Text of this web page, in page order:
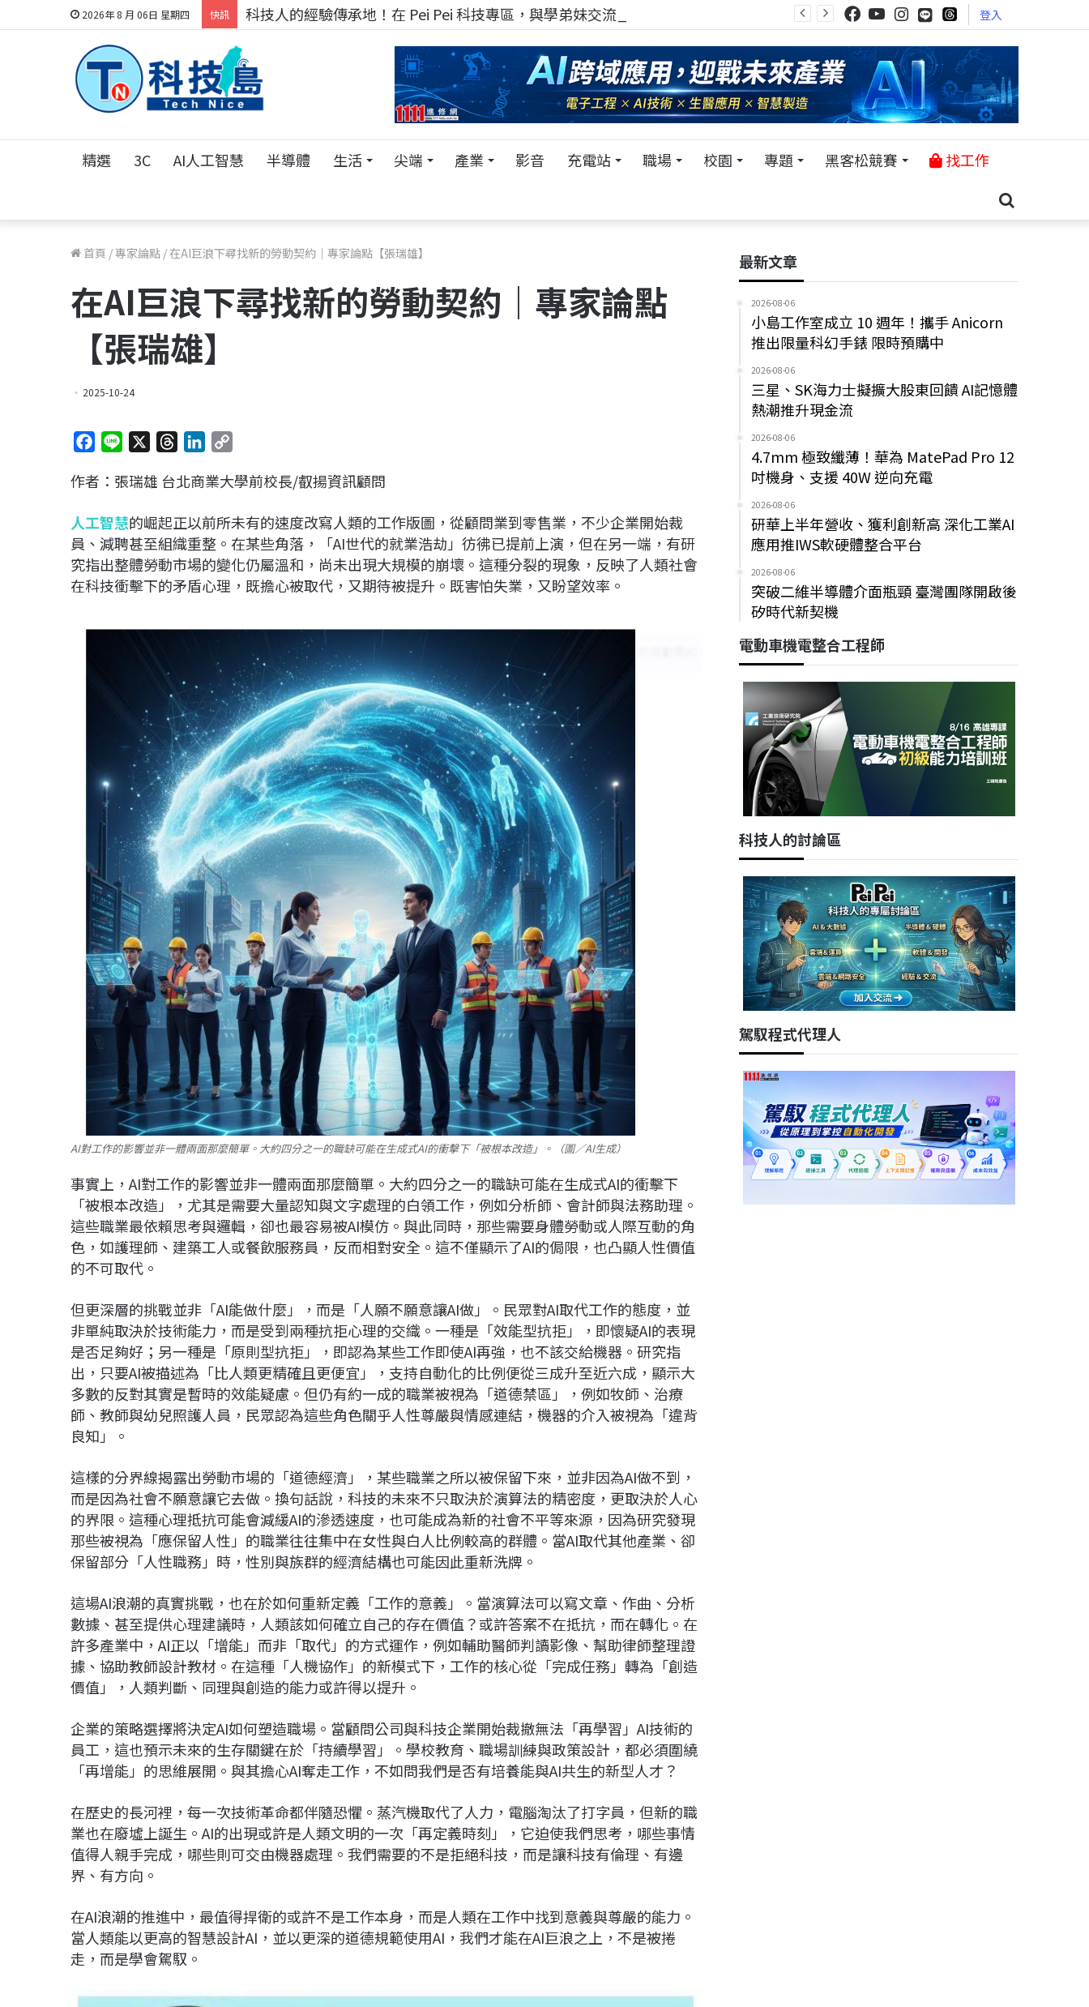
2026年 8 月 06日 星期四 快訊 科技人的經驗傳承地！在 Pei Pei 科技專區，與學弟妹交流最硬核的技術 登入
精選 3C AI人工智慧 半導體 生活 尖端 產業 影音 充電站 職場 校園 專題 黑客松競賽 找工作
首頁 /專家論點 /在AI巨浪下尋找新的勞動契約｜專家論點【張瑞雄】
在AI巨浪下尋找新的勞動契約｜專家論點
【張瑞雄】
2025-10-24
c
b
o
o
k
n
r
a
d
s
n
e
d
I
n
p
L
i
n
k
作者：張瑞雄 台北商業大學前校長/叡揚資訊顧問
人工智慧的崛起正以前所未有的速度改寫人類的工作版圖，從顧問業到零售業，不少企業開始裁
員、減聘甚至組織重整。在某些角落，「AI世代的就業浩劫」彷彿已提前上演，但在另一端，有研
究指出整體勞動市場的變化仍屬溫和，尚未出現大規模的崩壞。這種分裂的現象，反映了人類社會
在科技衝擊下的矛盾心理，既擔心被取代，又期待被提升。既害怕失業，又盼望效率。
AI對工作的影響並非一體兩面那麼簡單。大約四分之一的職缺可能在生成式AI的衝擊下「被根本改造」。（圖／AI生成）
事實上，AI對工作的影響並非一體兩面那麼簡單。大約四分之一的職缺可能在生成式AI的衝擊下
「被根本改造」，尤其是需要大量認知與文字處理的白領工作，例如分析師、會計師與法務助理。
這些職業最依賴思考與邏輯，卻也最容易被AI模仿。與此同時，那些需要身體勞動或人際互動的角
色，如護理師、建築工人或餐飲服務員，反而相對安全。這不僅顯示了AI的侷限，也凸顯人性價值
的不可取代。
但更深層的挑戰並非「AI能做什麼」，而是「人願不願意讓AI做」。民眾對AI取代工作的態度，並
非單純取決於技術能力，而是受到兩種抗拒心理的交織。一種是「效能型抗拒」，即懷疑AI的表現
是否足夠好；另一種是「原則型抗拒」，即認為某些工作即使AI再強，也不該交給機器。研究指
出，只要AI被描述為「比人類更精確且更便宜」，支持自動化的比例便從三成升至近六成，顯示大
多數的反對其實是暫時的效能疑慮。但仍有約一成的職業被視為「道德禁區」，例如牧師、治療
師、教師與幼兒照護人員，民眾認為這些角色關乎人性尊嚴與情感連結，機器的介入被視為「違背
良知」。
這樣的分界線揭露出勞動市場的「道德經濟」，某些職業之所以被保留下來，並非因為AI做不到，
而是因為社會不願意讓它去做。換句話說，科技的未來不只取決於演算法的精密度，更取決於人心
的界限。這種心理抵抗可能會減緩AI的滲透速度，也可能成為新的社會不平等來源，因為研究發現
那些被視為「應保留人性」的職業往往集中在女性與白人比例較高的群體。當AI取代其他產業、卻
保留部分「人性職務」時，性別與族群的經濟結構也可能因此重新洗牌。
這場AI浪潮的真實挑戰，也在於如何重新定義「工作的意義」。當演算法可以寫文章、作曲、分析
數據、甚至提供心理建議時，人類該如何確立自己的存在價值？或許答案不在抵抗，而在轉化。在
許多產業中，AI正以「增能」而非「取代」的方式運作，例如輔助醫師判讀影像、幫助律師整理證
據、協助教師設計教材。在這種「人機協作」的新模式下，工作的核心從「完成任務」轉為「創造
價值」，人類判斷、同理與創造的能力或許得以提升。
企業的策略選擇將決定AI如何塑造職場。當顧問公司與科技企業開始裁撤無法「再學習」AI技術的
員工，這也預示未來的生存關鍵在於「持續學習」。學校教育、職場訓練與政策設計，都必須圍繞
「再增能」的思維展開。與其擔心AI奪走工作，不如問我們是否有培養能與AI共生的新型人才？
在歷史的長河裡，每一次技術革命都伴隨恐懼。蒸汽機取代了人力，電腦淘汰了打字員，但新的職
業也在廢墟上誕生。AI的出現或許是人類文明的一次「再定義時刻」，它迫使我們思考，哪些事情
值得人親手完成，哪些則可交由機器處理。我們需要的不是拒絕科技，而是讓科技有倫理、有邊
界、有方向。
在AI浪潮的推進中，最值得捍衛的或許不是工作本身，而是人類在工作中找到意義與尊嚴的能力。
當人類能以更高的智慧設計AI，並以更深的道德規範使用AI，我們才能在AI巨浪之上，不是被捲
走，而是學會駕馭。
最新文章
2026-08-06
小島工作室成立 10 週年！攜手 Anicorn
推出限量科幻手錶 限時預購中
2026-08-06
三星、SK海力士擬擴大股東回饋 AI記憶體
熱潮推升現金流
2026-08-06
4.7mm 極致纖薄！華為 MatePad Pro 12
吋機身、支援 40W 逆向充電
2026-08-06
研華上半年營收、獲利創新高 深化工業AI
應用推IWS軟硬體整合平台
2026-08-06
突破二維半導體介面瓶頸 臺灣團隊開啟後
矽時代新契機
電動車機電整合工程師
科技人的討論區
駕馭程式代理人